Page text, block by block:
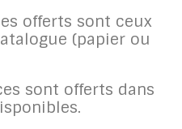
offerts sont ceux
(papier ou
sont offerts dans